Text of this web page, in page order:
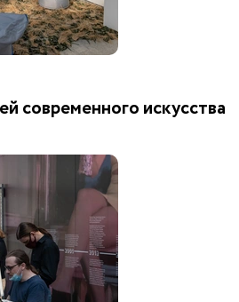
современного искусства